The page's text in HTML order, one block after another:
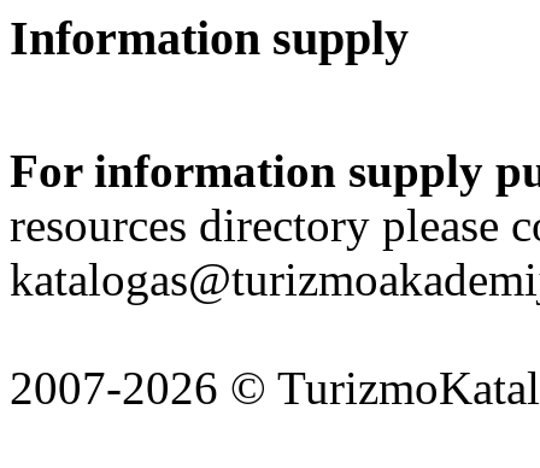
Information supply
For information supply
resources directory please
2007-2026 ©